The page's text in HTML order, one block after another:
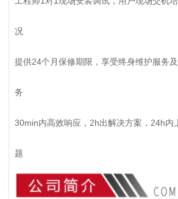
况
提供24个月保修期限，享受终身维护服务
务
30min内高效响应，2h出解决方案，24h内
题